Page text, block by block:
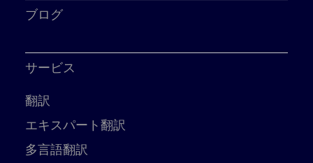
ブログ
サービス
翻訳
エキスパート翻訳
多言語翻訳